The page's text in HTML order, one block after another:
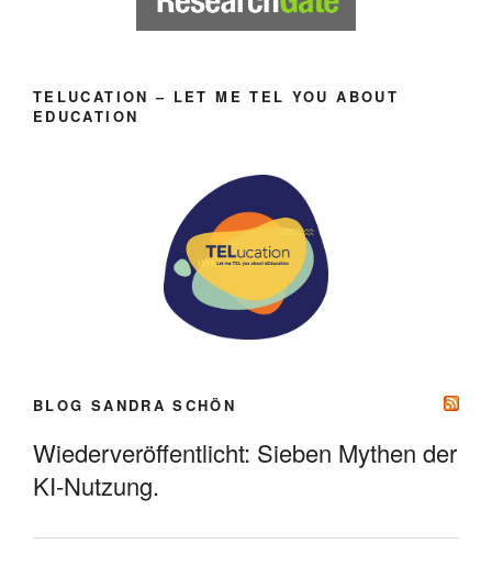
TELUCATION – LET ME TEL YOU ABOUT
EDUCATION
BLOG SANDRA SCHÖN
Wiederveröffentlicht: Sieben Mythen der
KI-Nutzung.